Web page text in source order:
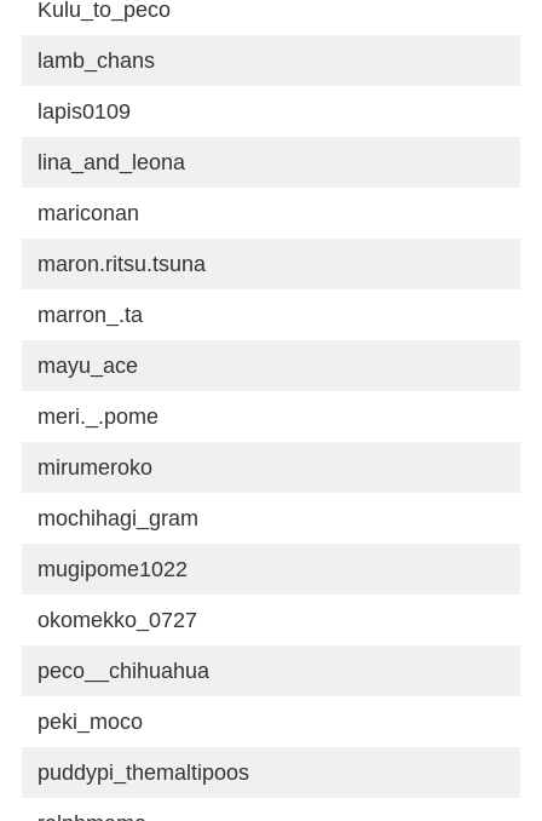
Kulu_to_peco
lamb_chans
lapis0109
lina_and_leona
mariconan
maron.ritsu.tsuna
marron_.ta
mayu_ace
meri._.pome
mirumeroko
mochihagi_gram
mugipome1022
okomekko_0727
peco__chihuahua
peki_moco
puddypi_themaltipoos